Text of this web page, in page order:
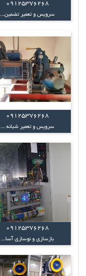
09125376268
سرویس و تعمیر تضمین...
09125376268
سرویس و تعمیر شبانه ...
09125376268
بازسازی و نوسازی آسا...